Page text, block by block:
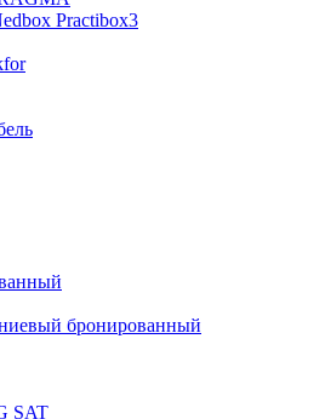
Practibox3
бронированный
SAT